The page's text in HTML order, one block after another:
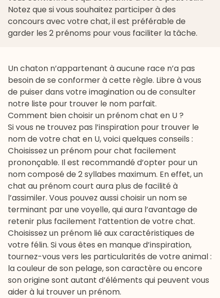
Notez que si vous souhaitez participer à des
concours avec votre chat, il est préférable de
garder les 2 prénoms pour vous faciliter la tâche.
Un chaton n’appartenant à aucune race n’a pas
besoin de se conformer à cette règle. Libre à vous
de puiser dans votre imagination ou de consulter
notre liste pour trouver le nom parfait.
Comment bien choisir un prénom chat en U ?
Si vous ne trouvez pas l’inspiration pour trouver le
nom de votre chat en U, voici quelques conseils :
Choisissez un prénom pour chat facilement
prononçable. Il est recommandé d’opter pour un
nom composé de 2 syllabes maximum. En effet, un
chat au prénom court aura plus de facilité à
l’assimiler. Vous pouvez aussichoisir un nomse
terminant par une voyelle, qui aura l’avantage de
retenir plus facilement l’attention de votre chat.
Choisissez un prénom lié aux caractéristiques de
votre félin. Si vous êtes en manque d’inspiration,
tournez-vous vers les particularités de votre animal :
la couleur de son pelage, son caractère ou encore
son origine sont autant d’éléments qui peuvent vous
aider à lui trouver un prénom.